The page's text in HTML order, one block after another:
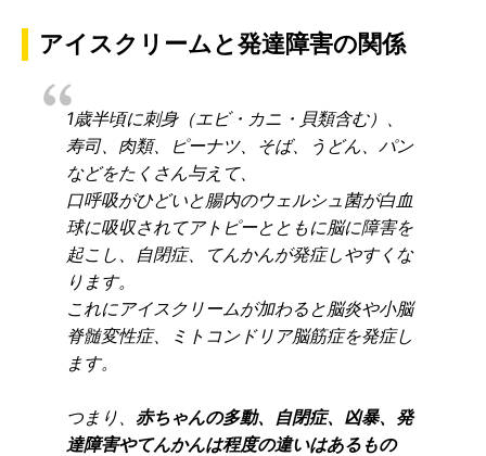
アイスクリームと発達障害の関係
1歳半頃に刺身（エビ・カニ・貝類含む）、
寿司、肉類、ピーナツ、そば、うどん、パン
などをたくさん与えて、
口呼吸がひどいと腸内のウェルシュ菌が白血
球に吸収されてアトピーとともに脳に障害を
起こし、自閉症、てんかんが発症しやすくな
ります。
これにアイスクリームが加わると脳炎や小脳
脊髄変性症、ミトコンドリア脳筋症を発症し
ます。
つまり、 赤ちゃんの多動、自閉症、凶暴、発
達障害やてんかんは程度の違いはあるもの